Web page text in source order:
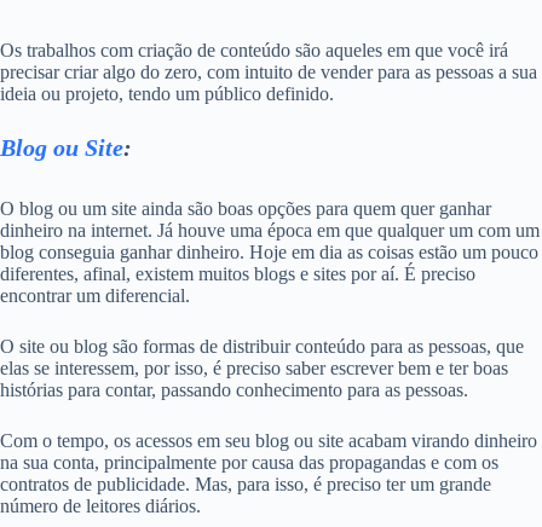
Os trabalhos com criação de conteúdo são aqueles em que você irá
precisar criar algo do zero, com intuito de vender para as pessoas a sua
ideia ou projeto, tendo um público definido.
Blog ou Site:
O blog ou um site ainda são boas opções para quem quer ganhar
dinheiro na internet. Já houve uma época em que qualquer um com um
blog conseguia ganhar dinheiro. Hoje em dia as coisas estão um pouco
diferentes, afinal, existem muitos blogs e sites por aí. É preciso
encontrar um diferencial.
O site ou blog são formas de distribuir conteúdo para as pessoas, que
elas se interessem, por isso, é preciso saber escrever bem e ter boas
histórias para contar, passando conhecimento para as pessoas.
Com o tempo, os acessos em seu blog ou site acabam virando dinheiro
na sua conta, principalmente por causa das propagandas e com os
contratos de publicidade. Mas, para isso, é preciso ter um grande
número de leitores diários.